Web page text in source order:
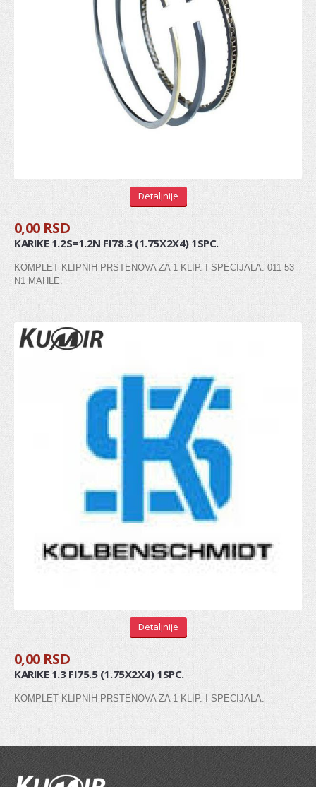
Zupčanik pedale kvačila
POGON TOČKOVA
SISTEM UPRAVLJANJA
Manžetna letve volana
Kraj letve volana (aksijalni zglob)
Kraj spone
Letva volana
POGON / VEŠANJE TOČKOVA
Ležaj točka
Gumice balans štangle
Silen blok viljuške
Ležaj zadnje torzije
AMORTIZOVANJE
Amortizeri
Šolje amortizera
MENJAČ
Detaljnije
0,00 RSD
KARIKE 1.2S=1.2N FI78.3 (1.75X2X4) 1SPC.
KOMPLET KLIPNIH PRSTENOVA ZA 1 KLIP. I SPECIJALA. 011 53
N1 MAHLE.
Detaljnije
0,00 RSD
KARIKE 1.3 FI75.5 (1.75X2X4) 1SPC.
KOMPLET KLIPNIH PRSTENOVA ZA 1 KLIP. I SPECIJALA.